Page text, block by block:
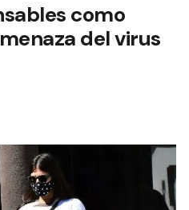
como
del virus